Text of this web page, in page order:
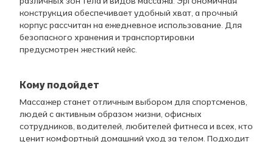
конструкция обеспечивает удобный хват, а прочный
корпус рассчитан на ежедневное использование. Для
безопасного хранения и транспортировки
предусмотрен жесткий кейс.
Кому подойдет
Массажер станет отличным выбором для спортсменов,
людей с активным образом жизни, офисных
сотрудников, водителей, любителей фитнеса и всех, кто
ценит комфортный домашний уход за телом. Подходит